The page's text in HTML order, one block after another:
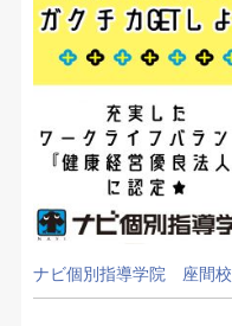
ナビ個別指導学院 座間校